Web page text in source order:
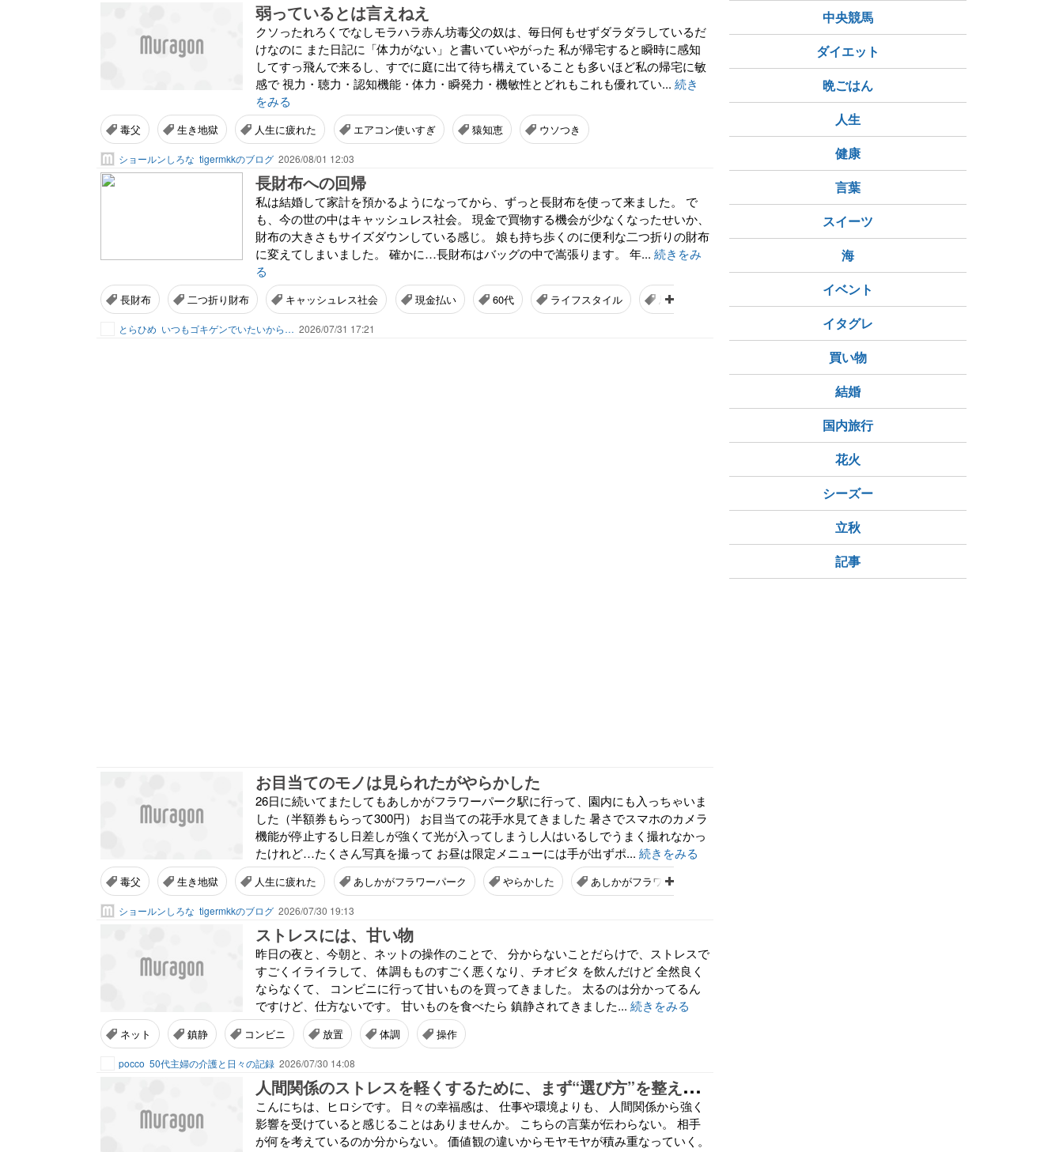
弱っているとは言えねえ
クソったれろくでなしモラハラ赤ん坊毒父の奴は、毎日何もせずダラダラしているだ
けなのに また日記に「体力がない」と書いていやがった 私が帰宅すると瞬時に感知
してすっ飛んで来るし、すでに庭に出て待ち構えていることも多いほど私の帰宅に敏
感で 視力・聴力・認知機能・体力・瞬発力・機敏性とどれもこれも優れてい... 続き
をみる
毒父 生き地獄 人生に疲れた エアコン使いすぎ 猿知恵 ウソつき
ショールンしろな tigermkkのブログ 2026/08/01 12:03
長財布への回帰
私は結婚して家計を預かるようになってから、ずっと長財布を使って来ました。 で
も、今の世の中はキャッシュレス社会。 現金で買物する機会が少なくなったせいか、
財布の大きさもサイズダウンしている感じ。 娘も持ち歩くのに便利な二つ折りの財布
に変えてしまいました。 確かに…長財布はバッグの中で嵩張ります。 年... 続きをみ
る
長財布 二つ折り財布 キャッシュレス社会 現金払い 60代 ライフスタイル 思ったこと
とらひめ いつもゴキゲンでいたいから… 2026/07/31 17:21
お目当てのモノは見られたがやらかした
26日に続いてまたしてもあしかがフラワーパーク駅に行って、園内にも入っちゃいま
した（半額券もらって300円） お目当ての花手水見てきました 暑さでスマホのカメラ
機能が停止するし日差しが強くて光が入ってしまうし人はいるしでうまく撮れなかっ
たけれど…たくさん写真を撮って お昼は限定メニューには手が出ずポ... 続きをみる
毒父 生き地獄 人生に疲れた あしかがフラワーパーク やらかした あしかがフラワーパーク駅
ショールンしろな tigermkkのブログ 2026/07/30 19:13
ストレスには、甘い物
昨日の夜と、今朝と、ネットの操作のことで、 分からないことだらけで、ストレスで
すごくイライラして、 体調もものすごく悪くなり、チオビタ を飲んだけど 全然良く
ならなくて、 コンビニに行って甘いものを買ってきました。 太るのは分かってるん
ですけど、仕方ないです。 甘いものを食べたら 鎮静されてきました... 続きをみる
ネット 鎮静 コンビニ 放置 体調 操作
pocco 50代主婦の介護と日々の記録 2026/07/30 14:08
人
間関係のストレスを軽くするために、まず“選び方”を整えていく
こんにちは、ヒロシです。 日々の幸福感は、 仕事や環境よりも、 人間関係から強く
影響を受けていると感じることはありませんか。 こちらの言葉が伝わらない。 相手
が何を考えているのか分からない。 価値観の違いからモヤモヤが積み重なっていく。
中央競馬
ダイエット
晩ごはん
人生
健康
言葉
スイーツ
海
イベント
イタグレ
買い物
結婚
国内旅行
花火
シーズー
立秋
記事